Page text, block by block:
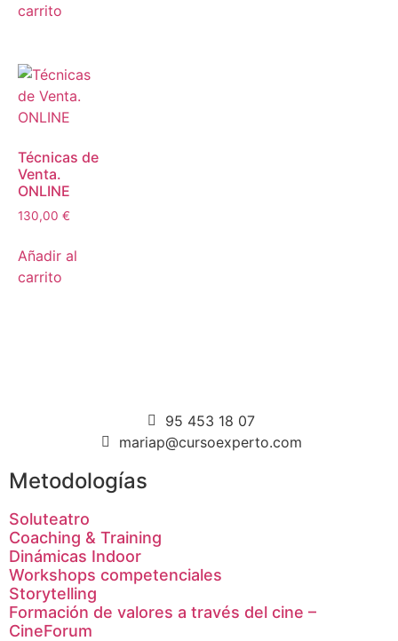
carrito
Técnicas de
Venta.
ONLINE
130,00 €
Añadir al
carrito
95 453 18 07
mariap@cursoexperto.com
Metodologías
Soluteatro
Coaching & Training
Dinámicas Indoor
Workshops competenciales
Storytelling
Formación de valores a través del cine –
CineForum